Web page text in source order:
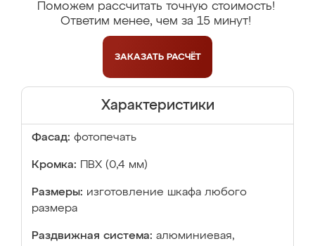
Поможем рассчитать точную стоимость!
Ответим менее, чем за 15 минут!
ЗАКАЗАТЬ РАСЧЁТ
Характеристики
Фасад: фотопечать
Кромка: ПВХ (0,4 мм)
Размеры: изготовление шкафа любого
размера
Раздвижная система: алюминиевая,